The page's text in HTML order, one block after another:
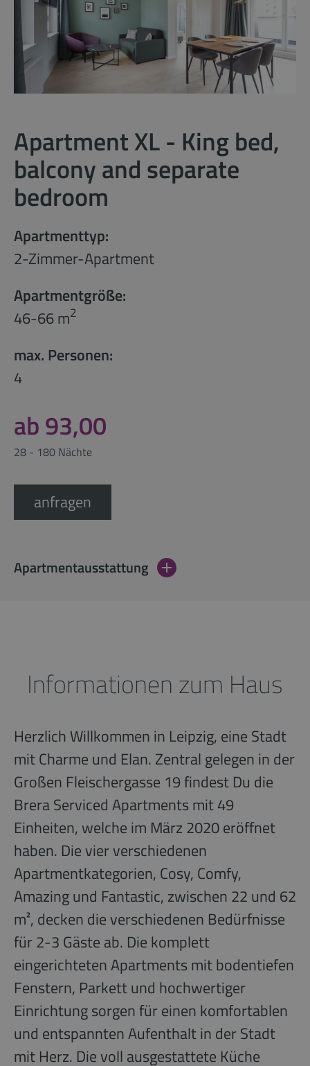
Apartment XL - King bed,
balcony and separate
bedroom
Apartmenttyp:
2-Zimmer-Apartment
Apartmentgröße:
46-66 m2
max. Personen:
4
ab 93,00
28 - 180 Nächte
anfragen
Apartmentausstattung
Informationen zum Haus
Herzlich Willkommen in Leipzig, eine Stadt
mit Charme und Elan. Zentral gelegen in der
Großen Fleischergasse 19 findest Du die
Brera Serviced Apartments mit 49
Einheiten, welche im März 2020 eröffnet
haben. Die vier verschiedenen
Apartmentkategorien, Cosy, Comfy,
Amazing und Fantastic, zwischen 22 und 62
m², decken die verschiedenen Bedürfnisse
für 2-3 Gäste ab. Die komplett
eingerichteten Apartments mit bodentiefen
Fenstern, Parkett und hochwertiger
Einrichtung sorgen für einen komfortablen
und entspannten Aufenthalt in der Stadt
mit Herz. Die voll ausgestattete Küche